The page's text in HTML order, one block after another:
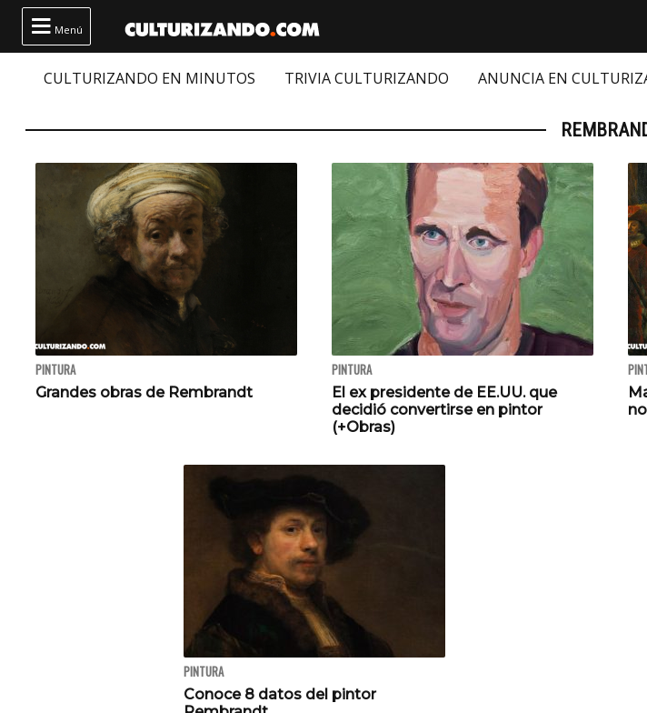
 Menú
CULTURIZANDO EN MINUTOS TRIVIA CULTURIZANDO ANUNCIA EN
PINTURA
Grandes obras de Rembrandt
PINTURA
El ex presidente de EE.UU. que
decidió convertirse en pintor
(+Obras)
PINTURA
Conoce 8 datos del pintor